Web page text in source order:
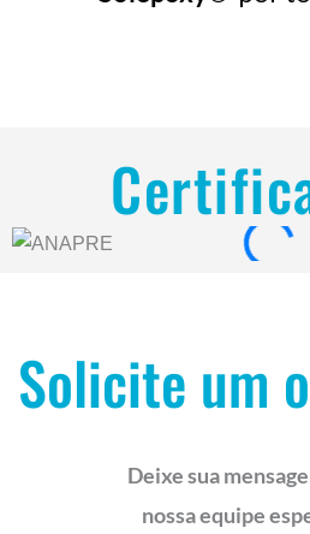
Solicite um
Deixe sua
nossa equipe